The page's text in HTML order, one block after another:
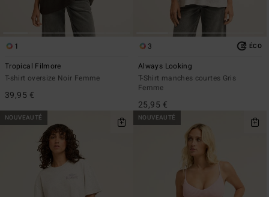
1
Tropical Filmore
T-shirt oversize Noir Femme
39,95 €
3 ÉCO
Always Looking
T-Shirt manches courtes Gris
Femme
25,95 €
NOUVEAUTÉ NOUVEAUTÉ